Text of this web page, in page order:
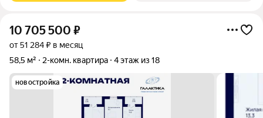
10 705 500 ₽
от 51 284 ₽ в месяц
58,5 м²
2-комн. квартира 4 этаж из 18
новостройка